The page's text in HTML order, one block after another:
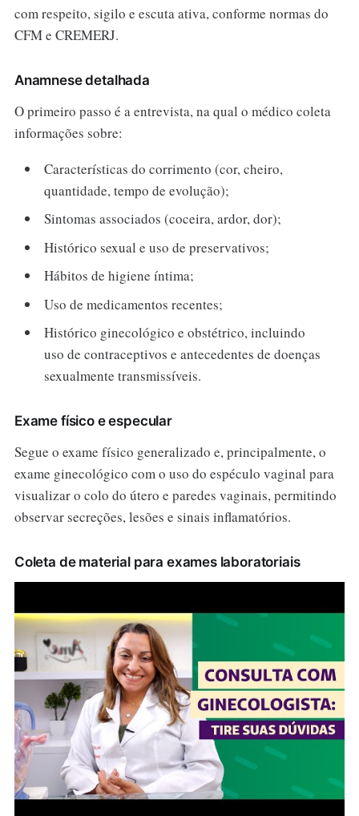
com respeito, sigilo e escuta ativa, conforme normas do
CFM e CREMERJ.
Anamnese detalhada
O primeiro passo é a entrevista, na qual o médico coleta
informações sobre:
Características do corrimento (cor, cheiro,
quantidade, tempo de evolução);
Sintomas associados (coceira, ardor, dor);
Histórico sexual e uso de preservativos;
Hábitos de higiene íntima;
Uso de medicamentos recentes;
Histórico ginecológico e obstétrico, incluindo
uso de contraceptivos e antecedentes de doenças
sexualmente transmissíveis.
Exame físico e especular
Segue o exame físico generalizado e, principalmente, o
exame ginecológico com o uso do espéculo vaginal para
visualizar o colo do útero e paredes vaginais, permitindo
observar secreções, lesões e sinais inflamatórios.
Coleta de material para exames laboratoriais